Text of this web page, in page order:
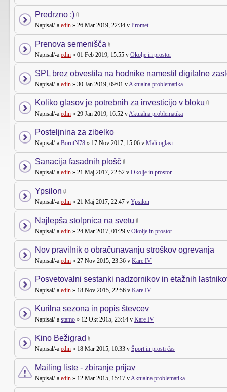
Predrzno :)
Napisal/-a edin » 26 Mar 2019, 22:34 v Promet
Prenova semenišča
Napisal/-a edin » 01 Feb 2019, 15:55 v Okolje in prostor
SPL brez obvestila na hodnike namestil digitalne
Napisal/-a edin » 30 Jan 2019, 09:01 vAktualna problematika
Koliko glasov je potrebnih za investicijo v bloku
Napisal/-a edin » 29 Jan 2019, 16:52 vAktualna problematika
Posteljnina za zibelko
Napisal/-a BorutN78 » 17 Nov 2017, 15:06 v Mali oglasi
Sanacija fasadnih plošč
Napisal/-a edin » 21 Maj 2017, 22:52 v Okolje in prostor
Ypsilon
Napisal/-a edin » 21 Maj 2017, 22:47 v Ypsilon
Najlepša stolpnica na svetu
Napisal/-a edin » 24 Mar 2017, 01:29 v Okolje in prostor
Nov pravilnik o obračunavanju stroškov ogrevanja
Napisal/-a edin » 27 Nov 2015, 23:36 v Kare IV
Posvetovalni sestanki nadzornikov in etažnih
Napisal/-a edin » 18 Nov 2015, 22:56 v Kare IV
Kurilna sezona in popis števcev
Napisal/-a stamo » 12 Okt 2015, 23:14 v Kare IV
Kino Bežigrad
Napisal/-a edin » 18 Mar 2015, 10:33 v Šport in prosti čas
Mailing liste - zbiranje prijav
Napisal/-a edin » 12 Mar 2015, 15:17 vAktualna problematika